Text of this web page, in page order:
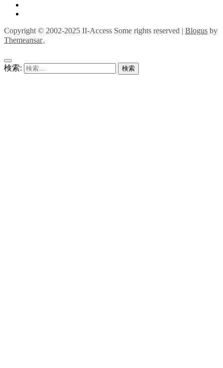
Copyright © 2002-2025 II-Access Some rights reserved | Blogus by
Themeansar。
検索: